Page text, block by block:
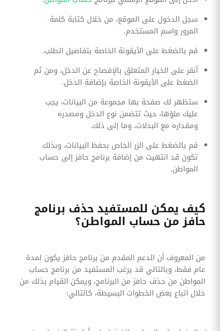
سجل الدخول على الموقع، من خلال كتابة كلمة
المرور واسم المستخدم.
قم بالضغط على الأيقونة الخاصة بتفاصيل الطلب.
أنقر على الخيار المتعلق بالإفصاح عن الدخل، ومن ثم
الضغط على الأيقونة الخاصة بإضافة الدخل.
ستظهر لك صفحة بها مجموعة من البيانات، يجب
عليك ملؤها، حيث تتضمن نوع الدخل ومصدره
ومقداره مع البدلات، وما إلى ذلك.
قم بالضغط على الزر الخاص بحفظ البيانات، وبذلك
تكون قد انتهيت من إضافة برنامج حافز إلى حساب
المواطن.
كيف يمكن للمستفيد حذف برنامج
حافز من حساب المواطن؟
من المعروف أن الدعم المقدم من برنامج حافز يكون لمدة
عام فقط، وبالتالي قد يرغب المستفيد من برنامج حساب
المواطن من حذف حافز من البرنامج، ويمكن القيام بذلك من
خلال اتباع بعض الخطوات البسيطة، كالتالي: